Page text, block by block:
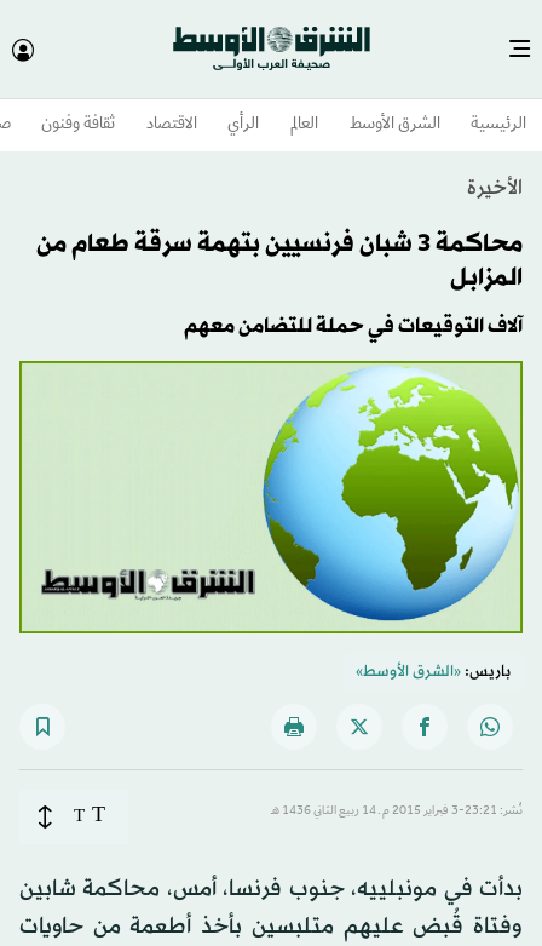
الرئيسية الشرق الأوسط​ العالم الرأي الاقتصاد ثقافة وفنون
الأخيرة
محاكمة 3 شبان فرنسيين بتهمة سرقة طعام من
المزابل
آلاف التوقيعات في حملة للتضامن معهم
باريس:«الشرق الأوسط»
نُشر: 23:21-3 فبراير 2015 م ـ 14 ربيع الثاني 1436 هـ T
T
بدأت في مونبلييه، جنوب فرنسا، أمس، محاكمة شابين
وفتاة قُبض عليهم متلبسين بأخذ أطعمة من حاويات